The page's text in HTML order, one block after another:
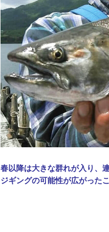
春以降は大きな群れが入り、
ジギングの可能性が広がった